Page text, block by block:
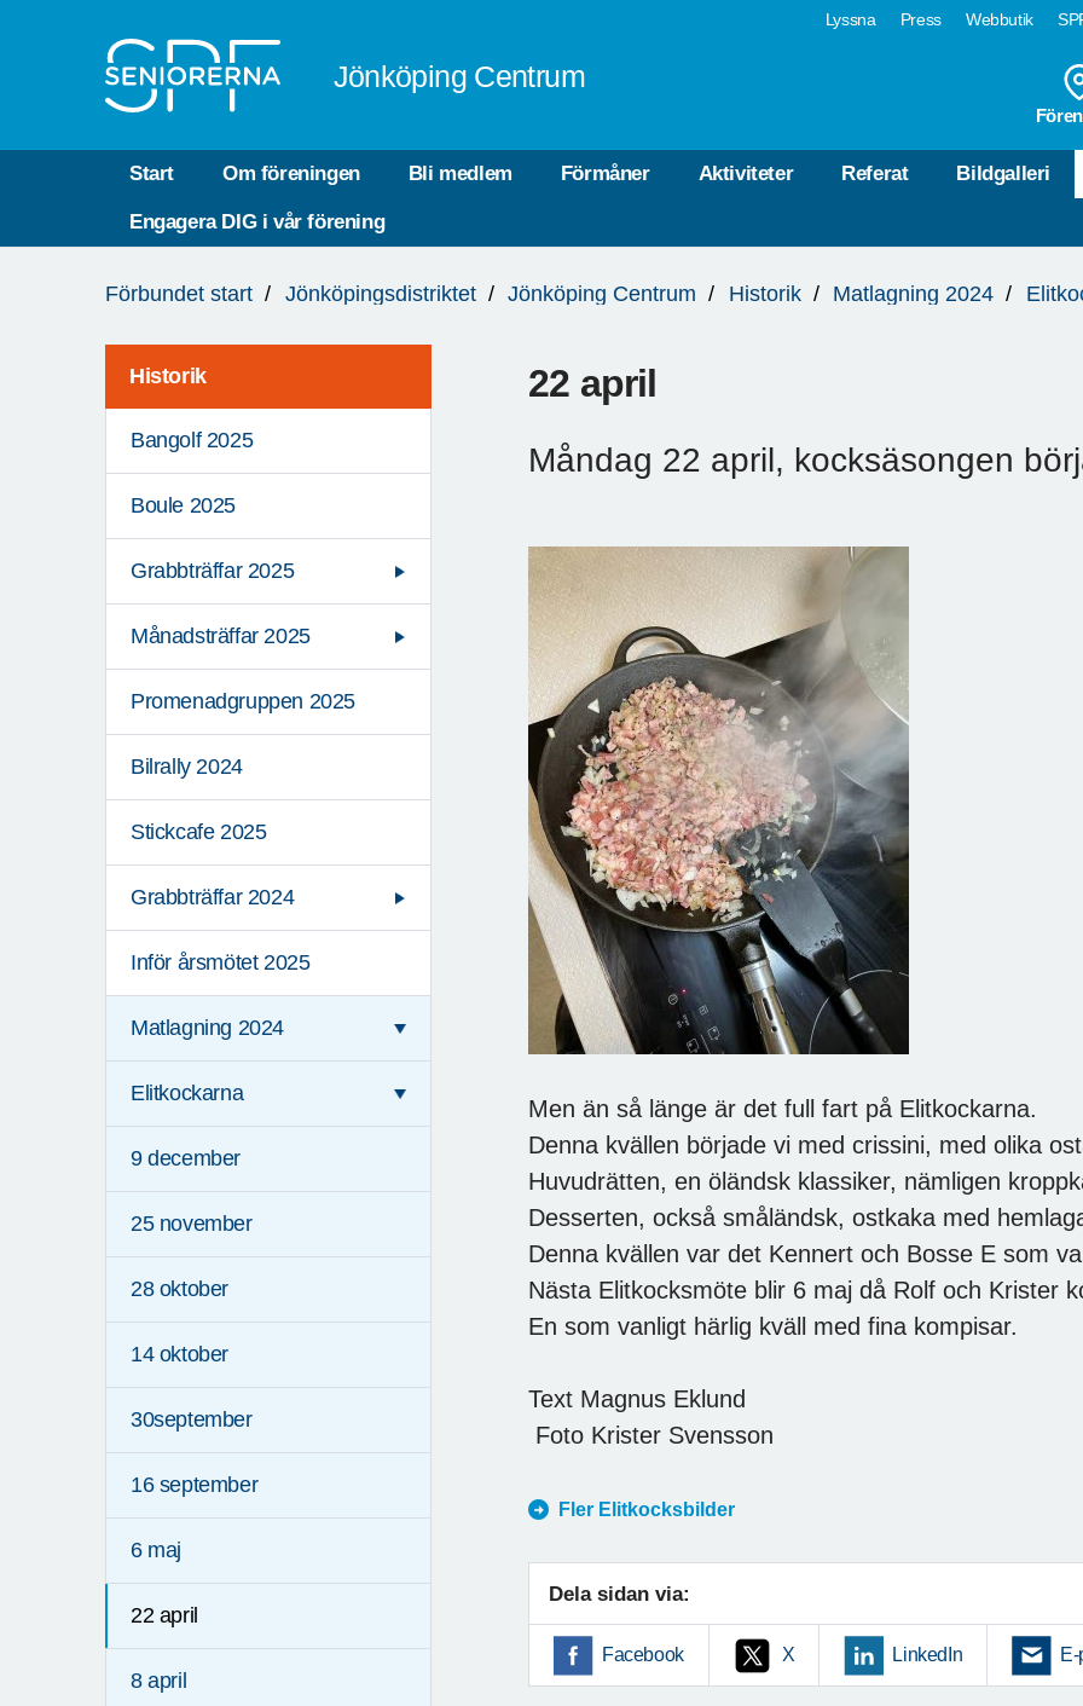
Lyssna Press Webbutik
Jönköping Centrum
Start Om föreningen Bli medlem Förmåner Aktiviteter Referat Bildgalleri
Engagera DIG i vår förening
är
Förbundet start Jönköpingsdistriktet Jönköping Centrum Historik Matlagning 2024
Historik
Bangolf 2025
Boule 2025
Grabbträffar 2025
Månadsträffar 2025
Promenadgruppen 2025
Bilrally 2024
Stickcafe 2025
Grabbträffar 2024
Inför årsmötet 2025
Matlagning 2024
Elitkockarna
9 december
25 november
28 oktober
14 oktober
30september
16 september
6 maj
22 april
8 april
22 april
Måndag 22 april, kocksäsongen
Men än så länge är det full fart på Elitkockarna.
Denna kvällen började vi med crissini, med olika
Huvudrätten, en öländsk klassiker, nämligen
Desserten, också småländsk, ostkaka med
Denna kvällen var det Kennert och Bosse E som
Nästa Elitkocksmöte blir 6 maj då Rolf och Krister
En som vanligt härlig kväll med fina kompisar.
Text Magnus Eklund
Foto Krister Svensson
Fler Elitkocksbilder
Dela sidan via:
Facebook X LinkedIn